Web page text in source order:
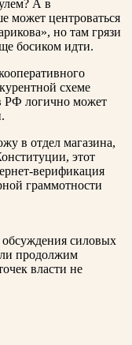
А в
может центроваться
но там грязи
босиком идти.
схеме
РФ логично может
в отдел магазина,
этот
верификация
граммотности
обсуждения силовых
продолжим
власти не